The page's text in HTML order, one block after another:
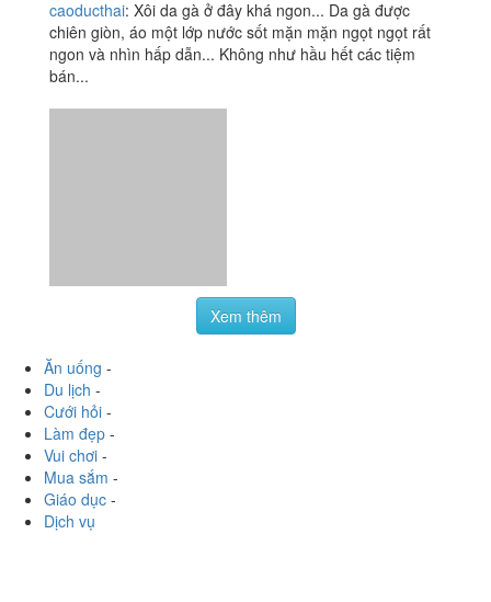
68C Nguyễn Thị Nhỏ, P. 15, Quận 11, TP. HCM
caoducthai :Xôi da gà ở đây khá ngon... Da gà được
chiên giòn, áo một lớp nước sốt mặn mặn ngọt ngọt rất
ngon và nhìn hấp dẫn... Không như hầu hết các tiệm
Xem thêm
Ăn uống
Du lịch-
Cưới hỏi-
Làm đẹp-
Vui chơi-
Mua sắm -
Giáo dục